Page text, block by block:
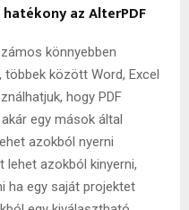
az AlterPDF
könnyebben
között Word, Excel
hogy PDF
egy mások által
azokból nyerni
lehet azokból kinyerni,
ha egy saját projektet